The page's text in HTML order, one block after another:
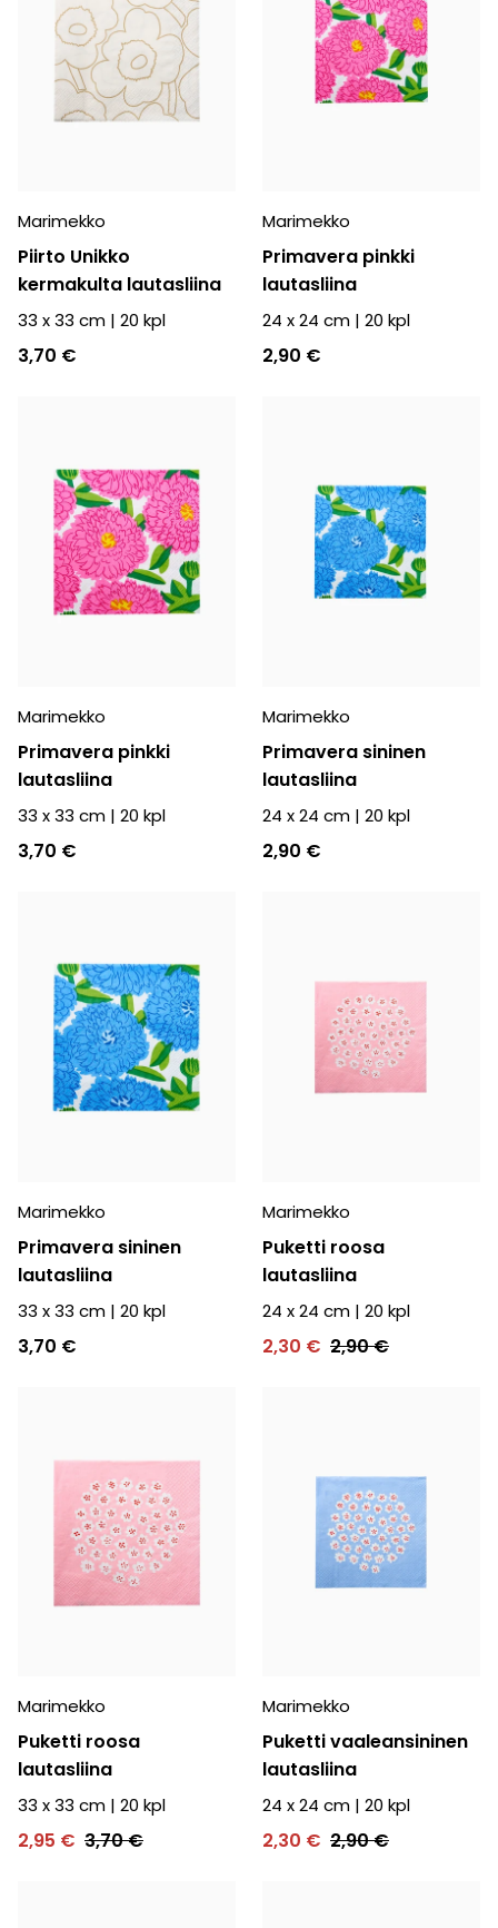
Marimekko
Piirto Unikko
kermakulta lautasliina
33 x 33 cm | 20 kpl
3,70 €
Marimekko
Primavera pinkki
lautasliina
24 x 24 cm | 20 kpl
2,90 €
Marimekko
Primavera pinkki
lautasliina
33 x 33 cm | 20 kpl
3,70 €
Marimekko
Primavera sininen
lautasliina
24 x 24 cm | 20 kpl
2,90 €
Marimekko
Primavera sininen
lautasliina
33 x 33 cm | 20 kpl
3,70 €
Marimekko
Puketti roosa
lautasliina
24 x 24 cm | 20 kpl
2,30 € 2,90 €
Marimekko
Puketti roosa
lautasliina
33 x 33 cm | 20 kpl
2,95 € 3,70 €
Marimekko
Puketti vaaleansininen
lautasliina
24 x 24 cm | 20 kpl
2,30 € 2,90 €